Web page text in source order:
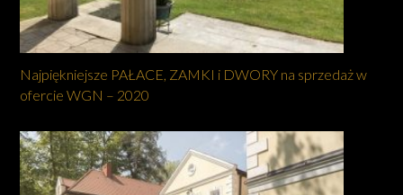
Najpiękniejsze PAŁACE, ZAMKI i DWORY na sprzedaż w
ofercie WGN – 2020